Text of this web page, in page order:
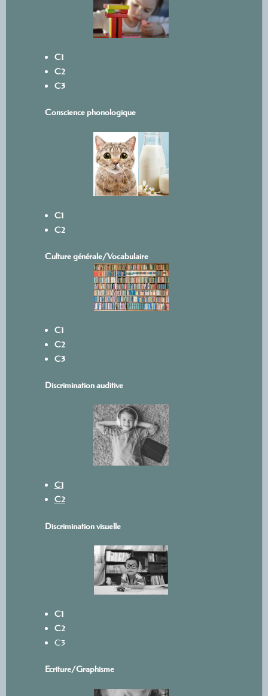
C1
C2
C3
Conscience phonologique
C1
C2
Culture générale/Vocabulaire
C1
C2
C3
Discrimination auditive
C1
C2
Discrimination visuelle
C1
C2
C3
Ecriture/Graphisme